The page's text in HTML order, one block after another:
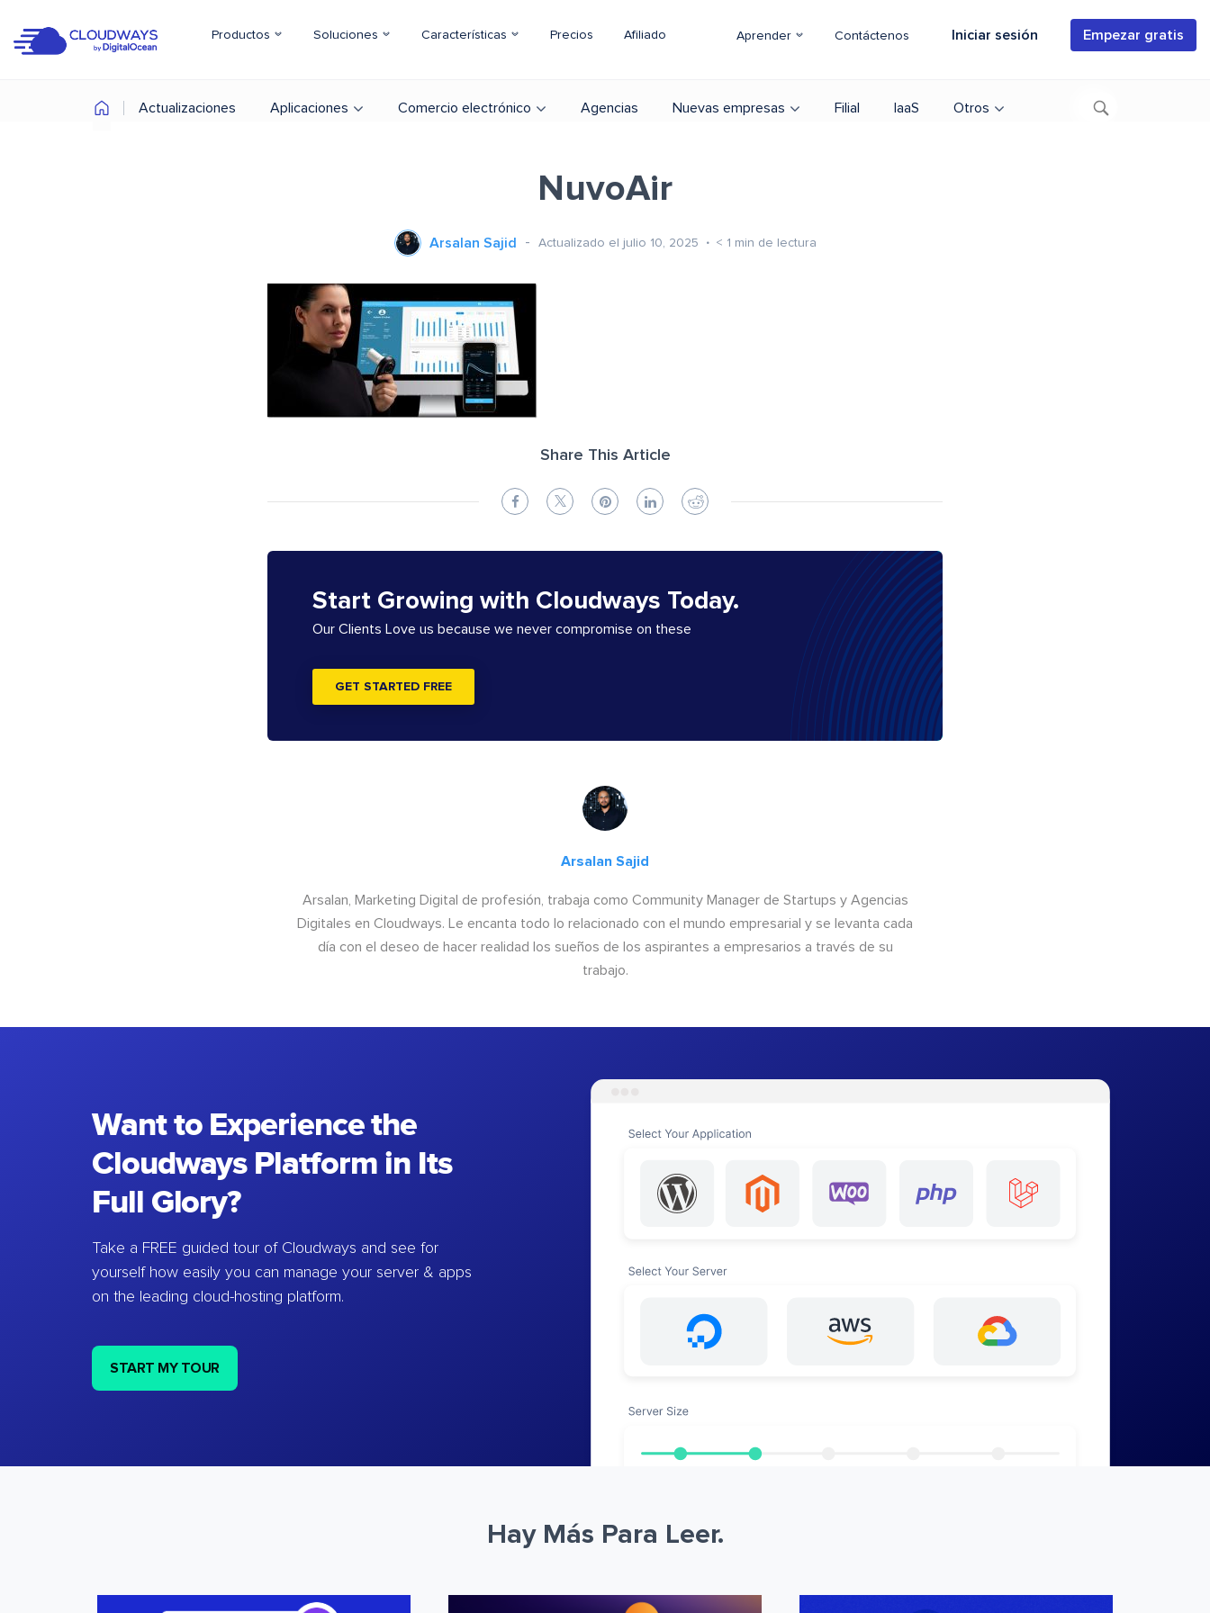
Productos Soluciones Características Precios Afiliado Aprender Contáctenos Iniciar sesión Empezar gratis
Actualizaciones Aplicaciones Comercio electrónico Agencias Nuevas empresas Filial IaaS Otros
NuvoAir
Arsalan Sajid Actualizado el julio 10, 2025 < 1 min de lectura
Share This Article
Start Growing with Cloudways Today.
Our Clients Love us because we never compromise on these
GET STARTED FREE
Arsalan Sajid
Arsalan, Marketing Digital de profesión, trabaja como Community Manager de Startups y Agencias
Digitales en Cloudways. Le encanta todo lo relacionado con el mundo empresarial y se levanta cada
día con el deseo de hacer realidad los sueños de los aspirantes a empresarios a través de su
trabajo.
Want to Experience the
Cloudways Platform in Its
Full Glory?
Take a FREE guided tour of Cloudways and see for
yourself how easily you can manage your server & apps
on the leading cloud-hosting platform.
START MY TOUR
Hay Más Para Leer.